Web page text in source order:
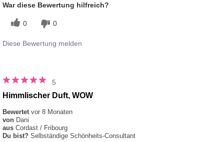
Wie gut gefällt dir der Duft?
War diese Bewertung hilfreich?
0 0
Diese Bewertung melden
5
Himmlischer Duft, WOW
Bewertet vor 8 Monaten
von Dani
aus Cordast / Fribourg
Du bist? Selbständige Schönheits-Consultant